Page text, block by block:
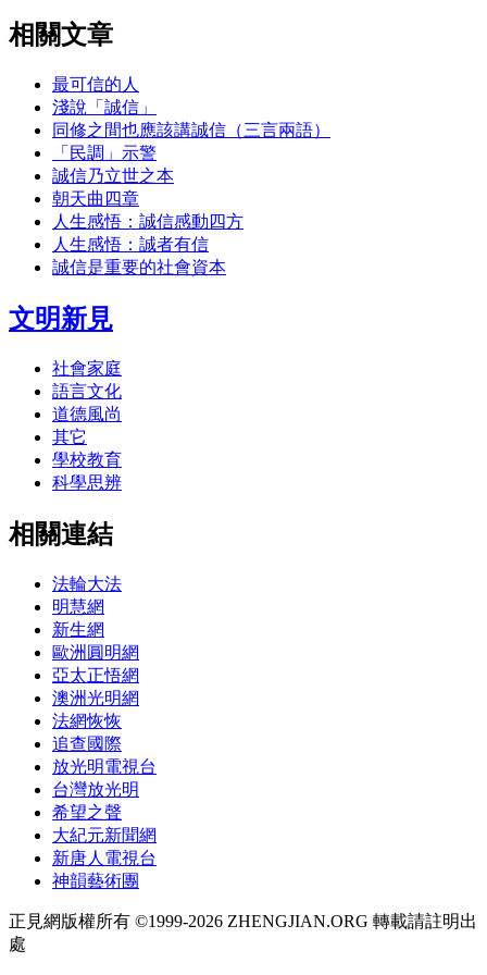
相關文章
最可信的人
淺說「誠信」
同修之間也應該講誠信（三言兩語）
「民調」示警
誠信乃立世之本
朝天曲四章
人生感悟：誠信感動四方
人生感悟：誠者有信
誠信是重要的社會資本
文明新見
社會家庭
語言文化
道德風尚
其它
學校教育
科學思辨
相關連結
法輪大法
明慧網
新生網
歐洲圓明網
亞太正悟網
澳洲光明網
法網恢恢
追查國際
放光明電視台
台灣放光明
希望之聲
大紀元新聞網
新唐人電視台
神韻藝術團
正見網版權所有 ©1999-2026 ZHENGJIAN.ORG 轉載請註明出
處